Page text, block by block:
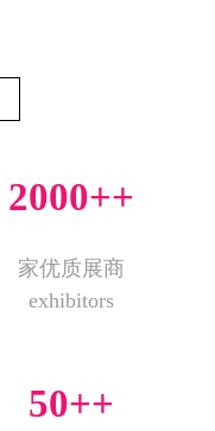
2000++
家优质展商
exhibitors
50++